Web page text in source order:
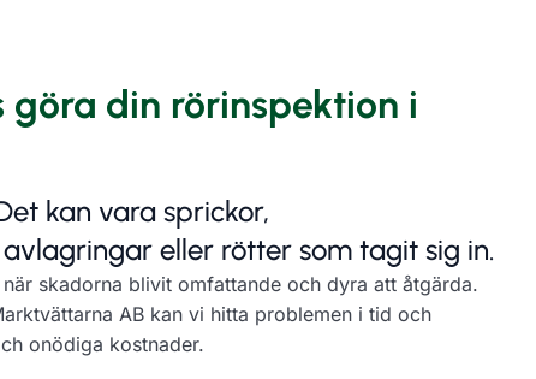
göra din rörinspektion i
kan vara sprickor,
eller rötter som tagit sig in.
skadorna blivit omfattande och dyra att åtgärda.
AB kan vi hitta problemen i tid och
onödiga kostnader.